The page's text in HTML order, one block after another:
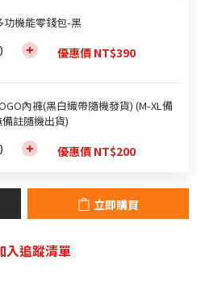
功機能零錢包-黑
優惠價 NT$390
內褲(黑白織帶隨機發貨) (M-XL備
註隨機出貨)
優惠價 NT$200
立即購買
入追蹤清單